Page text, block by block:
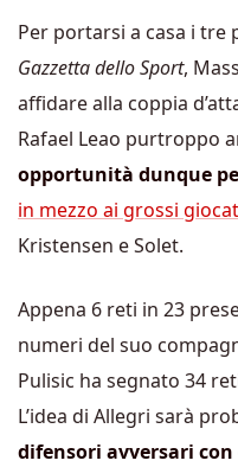
Per portarsi a casa i
Gazzetta dello Sport,
affidare alla coppia
Rafael Leao purtroppo
opportunità dunque
in mezzo ai grossi
Kristensen e Solet.
Appena 6 reti in 23
numeri del suo
Pulisic ha segnato 34
L’idea di Allegri sarà
difensori avversari